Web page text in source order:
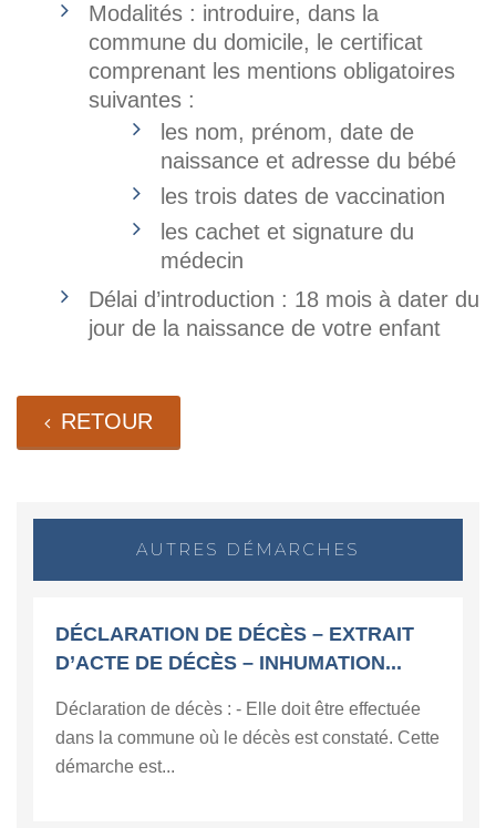
Modalités : introduire, dans la
commune du domicile, le certificat
comprenant les mentions obligatoires
suivantes :
les nom, prénom, date de
naissance et adresse du bébé
les trois dates de vaccination
les cachet et signature du
médecin
Délai d’introduction : 18 mois à dater du
jour de la naissance de votre enfant
RETOUR
AUTRES DÉMARCHES
DÉCLARATION DE DÉCÈS – EXTRAIT
D’ACTE DE DÉCÈS – INHUMATION...
Déclaration de décès : - Elle doit être effectuée
dans la commune où le décès est constaté. Cette
démarche est...